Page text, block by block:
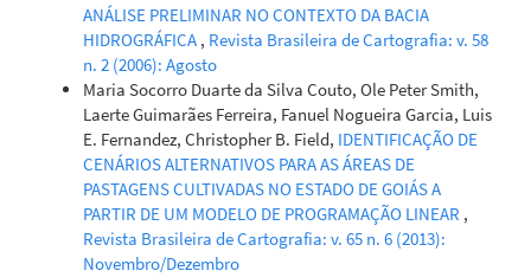
ANÁLISE PRELIMINAR NO CONTEXTO DA BACIA
HIDROGRÁFICA , Revista Brasileira de Cartografia: v. 58
n. 2 (2006): Agosto
Maria Socorro Duarte da Silva Couto, Ole Peter Smith,
Laerte Guimarães Ferreira, Fanuel Nogueira Garcia, Luis
E. Fernandez, Christopher B. Field, IDENTIFICAÇÃO DE
CENÁRIOS ALTERNATIVOS PARA AS ÁREAS DE
PASTAGENS CULTIVADAS NO ESTADO DE GOIÁS A
PARTIR DE UM MODELO DE PROGRAMAÇÃO LINEAR ,
Revista Brasileira de Cartografia: v. 65 n. 6 (2013):
Novembro/Dezembro